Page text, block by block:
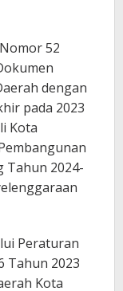
52
dengan
pada 2023
Kota
Tahun 2024-
Peraturan
Tahun 2023
Kota